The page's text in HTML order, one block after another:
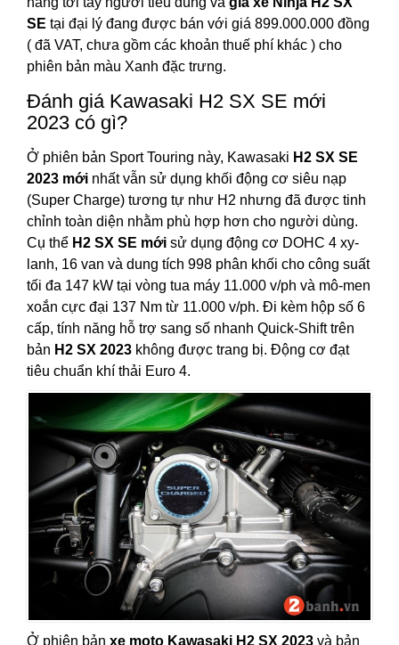
SE tại đại lý đang được bán với giá 899.000.000 đồng
( đã VAT, chưa gồm các khoản thuế phí khác ) cho
phiên bản màu Xanh đặc trưng.
Đánh giá Kawasaki H2 SX SE mới
2023 có gì?
Ở phiên bản Sport Touring này, Kawasaki H2 SX SE
2023 mới nhất vẫn sử dụng khối động cơ siêu nạp
(Super Charge) tương tự như H2 nhưng đã được tinh
chỉnh toàn diện nhằm phù hợp hơn cho người dùng.
Cụ thể H2 SX SE mới sử dụng động cơ DOHC 4 xy-
lanh, 16 van và dung tích 998 phân khối cho công suất
tối đa 147 kW tại vòng tua máy 11.000 v/ph và mô-men
xoắn cực đại 137 Nm từ 11.000 v/ph. Đi kèm hộp số 6
cấp, tính năng hỗ trợ sang số nhanh Quick-Shift trên
bản H2 SX 2023 không được trang bị. Động cơ đạt
tiêu chuẩn khí thải Euro 4.
Ở phiên bản xe moto Kawasaki H2 SX 2023 và bản